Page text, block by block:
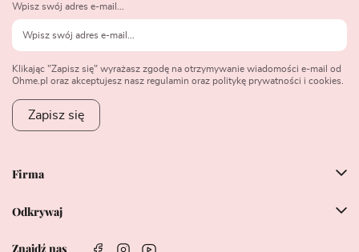
Firma
Odkrywaj
Znajdź nas
Wpisz swój adres e-mail...
Klikając "Zapisz się" wyrażasz zgodę na otrzymywanie wiadomości e-mail od
Ohme.pl oraz akceptujesz nasz regulamin oraz politykę prywatności i cookies.
Zapisz się